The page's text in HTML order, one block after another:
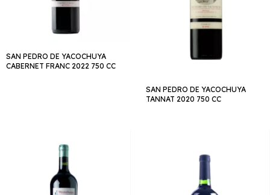
SAN PEDRO DE YACOCHUYA
CABERNET FRANC 2022 750 CC
SAN PEDRO DE YACOCHUYA
TANNAT 2020 750 CC